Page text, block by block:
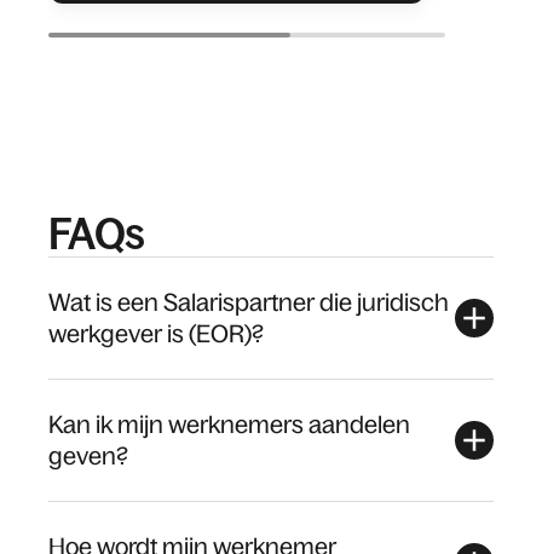
FAQs
Wat is een Salarispartner die juridisch
werkgever is (EOR)?
Kan ik mijn werknemers aandelen
geven?
Hoe wordt mijn werknemer